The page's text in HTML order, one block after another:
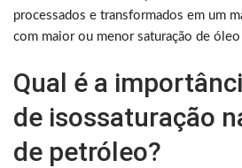
processados e transformados em um
com maior ou menor saturação de óleo
Qual é a
de isossaturação
de petróleo?